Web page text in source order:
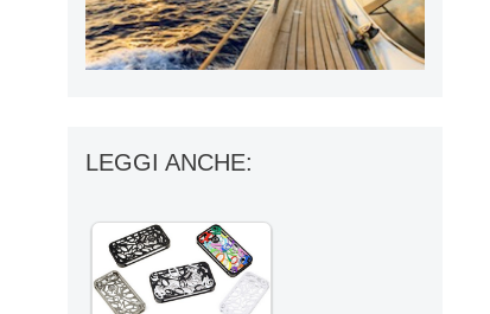
LEGGI ANCHE: